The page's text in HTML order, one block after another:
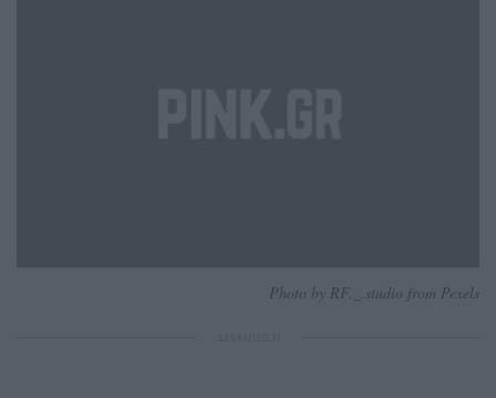
Photo by RF._.studio from Pexels